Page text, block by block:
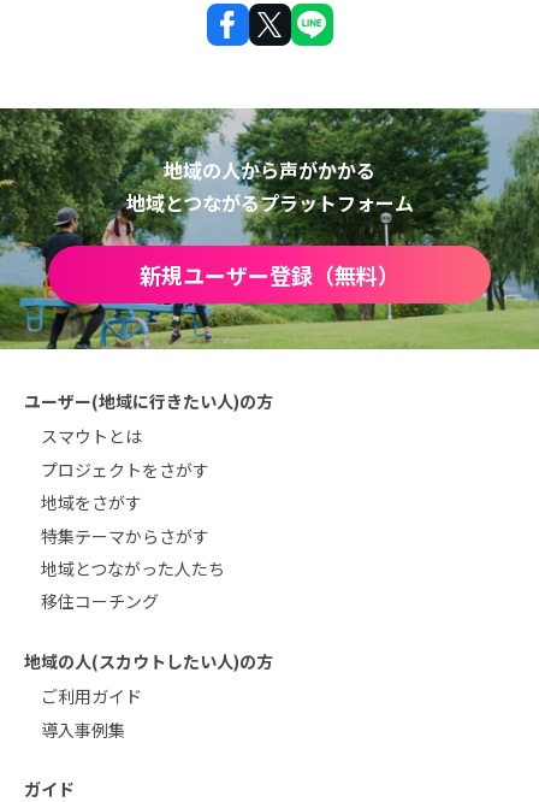
地域の人から声がかかる
地域とつながるプラットフォーム
新規ユーザー登録（無料）
ユーザー(地域に行きたい人)の方
スマウトとは
プロジェクトをさがす
地域をさがす
特集テーマからさがす
地域とつながった人たち
移住コーチング
地域の人(スカウトしたい人)の方
ご利用ガイド
導入事例集
ガイド